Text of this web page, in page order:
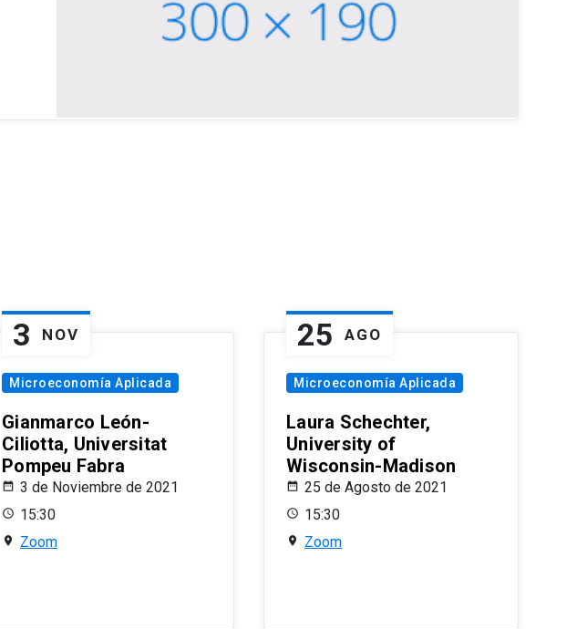
3 NOV
Microeconomía Aplicada
Gianmarco León-
Ciliotta, Universitat
Pompeu Fabra
3 de Noviembre de 2021
15:30
Zoom
25 AGO
Microeconomía Aplicada
Laura Schechter,
University of
Wisconsin-Madison
25 de Agosto de 2021
15:30
Zoom